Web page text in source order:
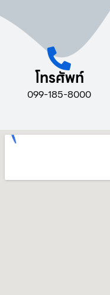
โทรศัพท์
099-185-8000